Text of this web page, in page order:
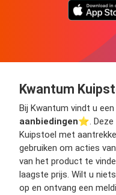
Kwantum
Bij Kwantum vindt u
aanbiedingen⭐️. Deze
Kuipstoel met
gebruiken om acties
van het product te
laagste prijs. Wilt u
op en ontvang een